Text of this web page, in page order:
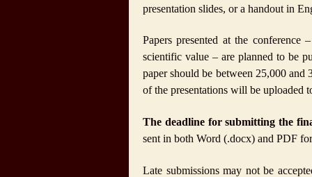
presentation slides, or a handout in
Papers presented at the conference
scientific value – are planned to be
paper should be between 25,000 and
of the presentations will be uploaded
The deadline for submitting the
sent in both Word (.docx) and PDF
Late submissions may not be